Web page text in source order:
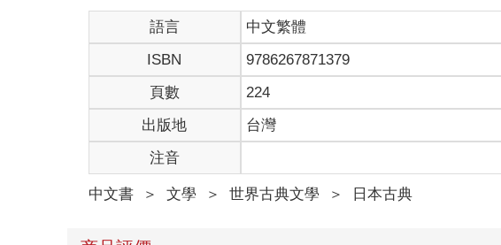
「那才好。更有藝術氣息。況且，我們本就是網中的三條魚。」
幸二蠻不在乎地說，從肩上取下相機開始調焦。優子想，幸二說的沒
逸平直到站過去拍照為止，始終一如往常面帶微笑，一如往常聽命行事
他身材雖瘦，但英俊的臉孔氣色非常健康，除了走路時右腳有點跛，
趾縫都很乾淨。如果仔細看，就會知道他那始終掛在臉上的微笑，也
腰帶的鬆緊，好像還是隨時會滑落。給人的感覺與其說身體不習慣衣
優子扶著丈夫，瞇起眼把臉轉向相機鏡頭。被陽光當頭照下的臉孔失
優子是圓臉，容貌亮麗搶眼，唯獨嘴唇薄。靠著化妝本該可以隱藏任
法隱藏苦惱。水汪汪的大眼，豐潤的臉頰，柔軟的耳朵，甚至是回應
悍的耐力。
語言 中文繁體
ISBN
9786267871379
頁數
224
出版地
台灣
注音
中文書 ＞ 文學 ＞ 世界古典文學 ＞ 日本古典